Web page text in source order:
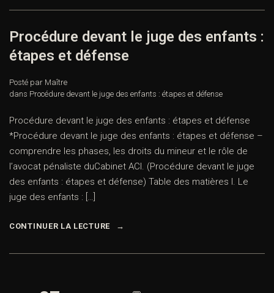
Procédure devant le juge des enfants :
étapes et défense
Posté par Maître
dans Procédure devant le juge des enfants : étapes et défense
Procédure devant le juge des enfants : étapes et défense
*Procédure devant le juge des enfants : étapes et défense –
comprendre les phases, les droits du mineur et le rôle de
l’avocat pénaliste duCabinet ACI. (Procédure devant le juge
des enfants : étapes et défense) Table des matières I. Le
juge des enfants : […]
CONTINUER LA LECTURE